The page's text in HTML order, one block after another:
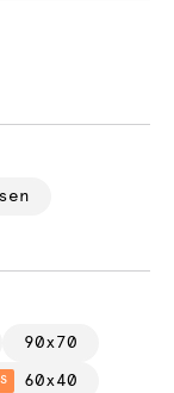
90x70
60x40